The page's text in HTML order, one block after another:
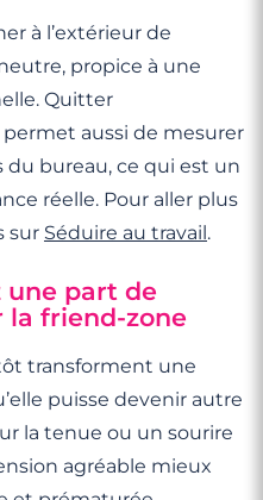
à l’extérieur de
propice à une
Quitter
aussi de mesurer
du bureau, ce qui est un
réelle. Pour aller plus
sur Séduire au travail.
une part de
la friend-zone
transforment une
puisse devenir autre
la tenue ou un sourire
agréable mieux